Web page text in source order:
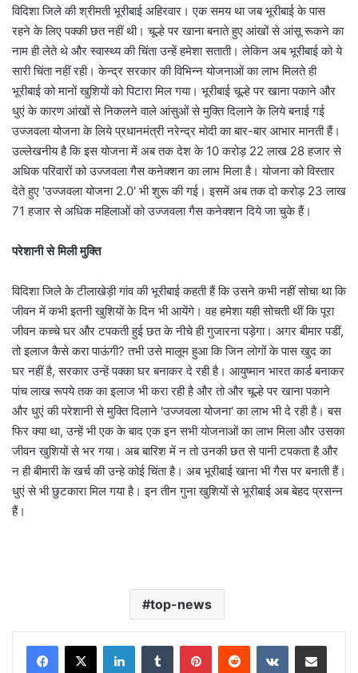
विदिशा जिले की श्रीमती भूरीबाई अहिरवार। एक समय था जब भूरीबाई के पास
रहने के लिए पक्की छत नहीं थी। चूल्हे पर खाना बनाते हुए आंखों से आंसू रूकने का
नाम ही लेते थे और स्वास्थ्य की चिंता उन्हें हमेशा सताती। लेकिन अब भूरीबाई को ये
सारी चिंता नहीं रही। केन्द्र सरकार की विभिन्न योजनाओं का लाभ मिलते ही
भूरीबाई को मानों खुशियों को पिटारा मिल गया। भूरीबाई चूल्हे पर खाना पकाने और
धुएं के कारण आंखों से निकलने वाले आंसुओं से मुक्ति दिलाने के लिये बनाई गई
उज्जवला योजना के लिये प्रधानमंत्री नरेन्द्र मोदी का बार-बार आभार मानती हैं।
उल्लेखनीय है कि इस योजना में अब तक देश के 10 करोड़ 22 लाख 28 हजार से
अधिक परिवारों को उज्जवला गैस कनेक्शन का लाभ मिला है। योजना को विस्तार
देते हुए 'उज्जवला योजना 2.0' भी शुरू की गई। इसमें अब तक दो करोड़ 23 लाख
71 हजार से अधिक महिलाओं को उज्जवला गैस कनेक्शन दिये जा चुके हैं।
परेशानी से मिली मुक्ति
विदिशा जिले के टीलाखेड़ी गांव की भूरीबाई कहती हैं कि उसने कभी नहीं सोचा था कि
जीवन में कभी इतनी खुशियों के दिन भी आयेंगे। वह हमेशा यही सोचती थीं कि पूरा
जीवन कच्चे घर और टपकती हुई छत के नीचे ही गुजारना पड़ेगा। अगर बीमार पडीं,
तो इलाज कैसे करा पाऊंगी? तभी उसे मालूम हुआ कि जिन लोगों के पास खुद का
घर नहीं है, सरकार उन्हें पक्का घर बनाकर दे रही है। आयुष्मान भारत कार्ड बनाकर
पांच लाख रूपये तक का इलाज भी करा रही है और तो और चूल्हे पर खाना पकाने
और धुएं की परेशानी से मुक्ति दिलाने 'उज्जवला योजना' का लाभ भी दे रही है। बस
फिर क्या था, उन्हें भी एक के बाद एक इन सभी योजनाओं का लाभ मिला और उसका
जीवन खुशियों से भर गया। अब बारिश में न तो उनकी छत से पानी टपकता है और
न ही बीमारी के खर्च की उन्हे कोई चिंता है। अब भूरीबाई खाना भी गैस पर बनाती हैं।
धुएं से भी छुटकारा मिल गया है। इन तीन गुना खुशियों से भूरीबाई अब बेहद प्रसन्न
हैं।
top-news
LinkedInTumblr PinterestReddit VKontakteShare via Email